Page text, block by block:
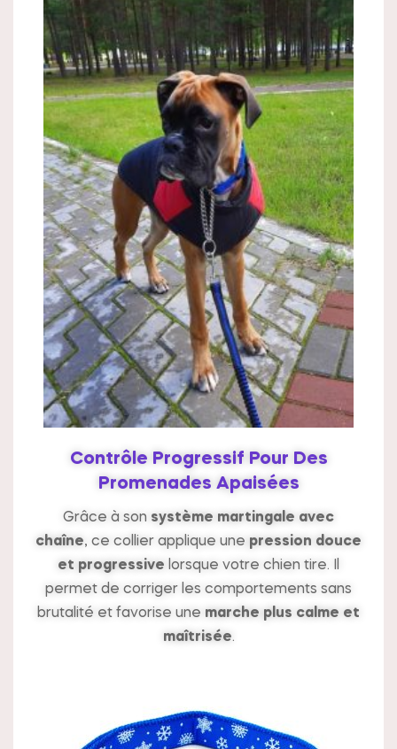
Contrôle Progressif Pour Des
Promenades Apaisées
Grâce à son système martingale avec
chaîne, ce collier applique une pression douce
et progressive lorsque votre chien tire. Il
permet de corriger les comportements sans
brutalité et favorise une marche plus calme et
maîtrisée.